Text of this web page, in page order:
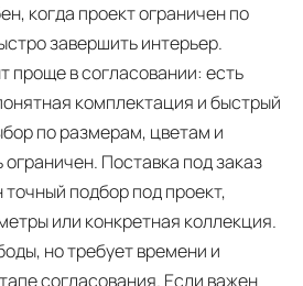
когда проект ограничен по
завершить интерьер.
проще в согласовании: есть
комплектация и быстрый
по размерам, цветам и
Поставка под заказ
подбор под проект,
или конкретная коллекция.
но требует времени и
согласования. Если важен